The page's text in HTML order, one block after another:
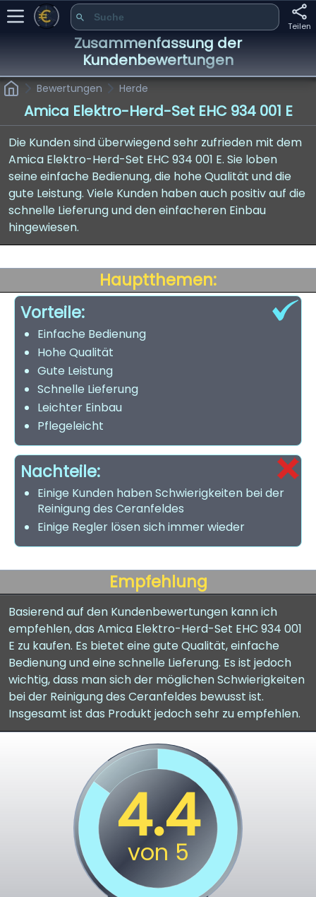
Teilen
Zusammenfassung der
Kundenbewertungen
Bewertungen Herde
Amica Elektro-Herd-Set EHC 934 001 E
Die Kunden sind überwiegend sehr zufrieden mit dem
Amica Elektro-Herd-Set EHC 934 001 E. Sie loben
seine einfache Bedienung, die hohe Qualität und die
gute Leistung. Viele Kunden haben auch positiv auf die
schnelle Lieferung und den einfacheren Einbau
hingewiesen.
Hauptthemen:
Vorteile:
Einfache Bedienung
Hohe Qualität
Gute Leistung
Schnelle Lieferung
Leichter Einbau
Pflegeleicht
Nachteile:
Einige Kunden haben Schwierigkeiten bei der
Reinigung des Ceranfeldes
Einige Regler lösen sich immer wieder
Empfehlung
Basierend auf den Kundenbewertungen kann ich
empfehlen, das Amica Elektro-Herd-Set EHC 934 001
E zu kaufen. Es bietet eine gute Qualität, einfache
Bedienung und eine schnelle Lieferung. Es ist jedoch
wichtig, dass man sich der möglichen Schwierigkeiten
bei der Reinigung des Ceranfeldes bewusst ist.
Insgesamt ist das Produkt jedoch sehr zu empfehlen.